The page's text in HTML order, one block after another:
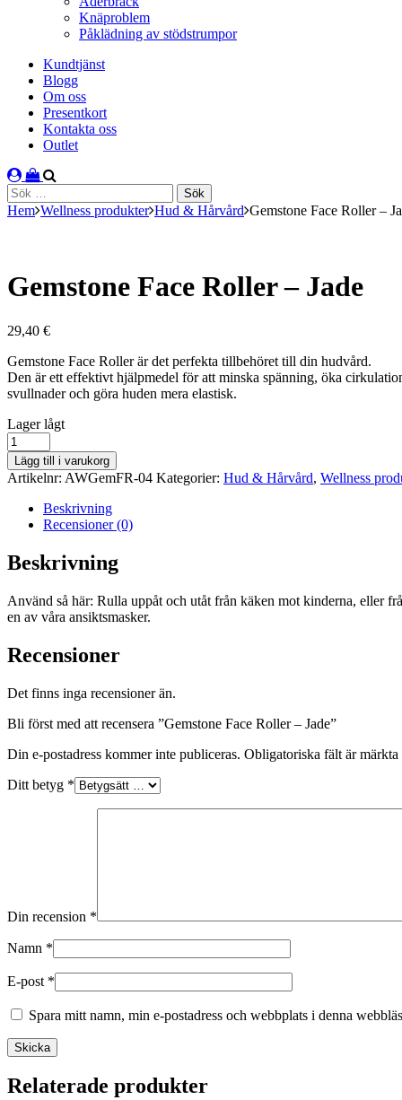
Knäproblem
Påklädning av stödstrumpor
Kundtjänst
Blogg
Om oss
Presentkort
Kontakta oss
Outlet
Sök
efter:
Hem Wellness produkter Hud & Hårvård Gemstone Face Roller –
Gemstone Face Roller – Jade
29,40 €
Gemstone Face Roller är det perfekta tillbehöret till din hudvård.
Den är ett effektivt hjälpmedel för att minska spänning, öka
svullnader och göra huden mera elastisk.
lager
saldo
Lager lågt
Gemstone
Face
Roller
-
Jade
mängd
Lägg till i varukorg
Artikelnr: AWGemFR-04 Kategorier: Hud & Hårvård, Wellness
Beskrivning
Recensioner (0)
Beskrivning
Använd så här: Rulla uppåt och utåt från käken mot kinderna, eller
en av våra ansiktsmasker.
Recensioner
Det finns inga recensioner än.
Bli först med att recensera ”Gemstone Face Roller – Jade”
Din e-postadress kommer inte publiceras. Obligatoriska fält är märkta
Ditt betyg *
Din recension *
Namn *
E-post *
Spara mitt namn, min e-postadress och webbplats i denna
Skicka
Relaterade produkter